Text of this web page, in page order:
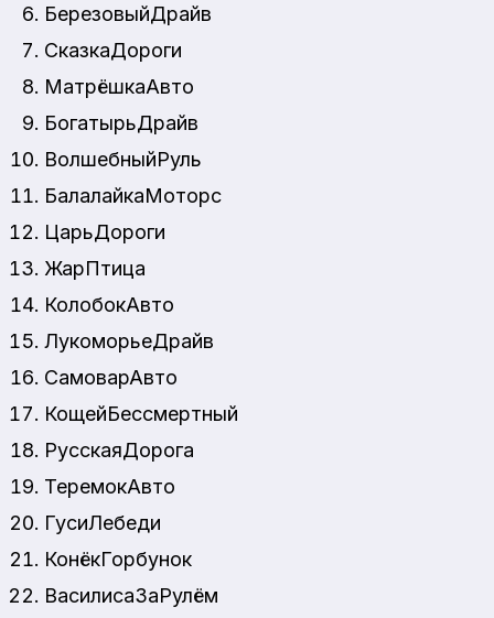
БерезовыйДрайв
СказкаДороги
МатрёшкаАвто
БогатырьДрайв
ВолшебныйРуль
БалалайкаМоторс
ЦарьДороги
ЖарПтица
КолобокАвто
ЛукоморьеДрайв
СамоварАвто
КощейБессмертный
РусскаяДорога
ТеремокАвто
ГусиЛебеди
КонёкГорбунок
ВасилисаЗаРулём